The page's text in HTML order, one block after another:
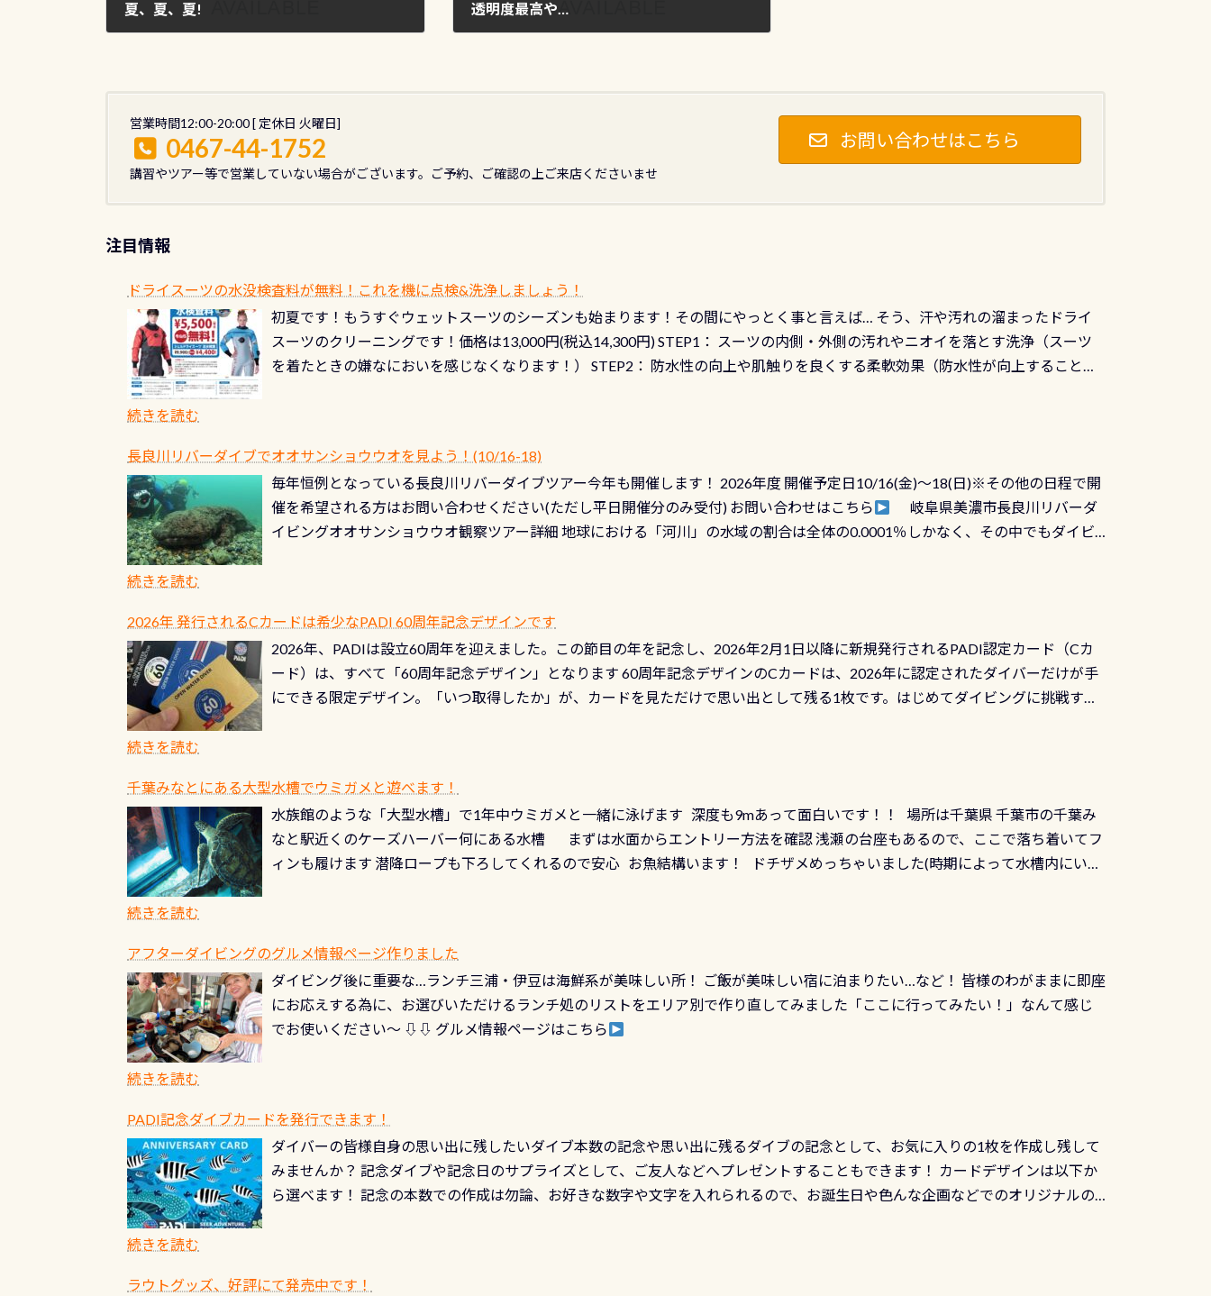
夏、夏、夏! 透明度最高や…
営業時間12:00-20:00 [ 定休日 火曜日]
0467-44-1752
講習やツアー等で営業していない場合がございます。ご予約、ご確認の上ご来店くださいませ
お問い合わせはこちら
注目情報
ドライスーツの水没検査料が無料！これを機に点検&洗浄しましょう！
初夏です！もうすぐウェットスーツのシーズンも始まります！その間にやっとく事と言えば… そう、汗や汚れの溜まったドライ
スーツのクリーニングです！価格は13,000円(税込14,300円) STEP1： スーツの内側・外側の汚れやニオイを落とす洗浄（スーツ
を着たときの嫌なにおいを感じなくなります！） STEP2： 防水性の向上や肌触りを良くする柔軟効果（防水性が向上することで
ル(穴)がないか確認冬になり、使い始めてから水漏れする…ってのは避けましょう！実際水につけて水検査して調べます ●給気バ
ルブのオーバーホール排気バルブは、ドライスーツクリーニングの際に行うのですが、空気を送り込む「給気バルブ」のオーバ
ーホールも非常に大切です BCDで言うと給気ボタンの点検と一緒な訳ですから、ボタンが潮噛みしてドライスーツに空気が入り
過ぎて急浮上…なんて事がないようにしっかり点検しましょう！まだした事がない方はこれを機会に是非やってください！！ ●
点検をする度に1行目の「水漏れ検査代」が5,500円掛かります そこで下記のキャンペーンを利用してみてはどうでしょうか？
8/31までの間に、ドライスーツの点検・オーバーホールを出して頂いた方は、上記の水検査料5,500円がなんと無料になります！
ドライスーツクリーニングだけでも出そうと思ってる方は、セットでこの水検査も出しましょう！そし続きを読む
続きを読む
長良川リバーダイブでオオサンショウウオを見よう！(10/16-18)
毎年恒例となっている長良川リバーダイブツアー今年も開催します！ 2026年度 開催予定日10/16(金)～18(日)※その他の日程で開
催を希望される方はお問い合わせください(ただし平日開催分のみ受付) お問い合わせはこちら
岐阜県美濃市長良川リバーダ
イビングオオサンショウウオ観察ツアー詳細 地球における「河川」の水域の割合は全体の0.0001％しかなく、その中でもダイビ
ませ 6月から10月の間で開催しております 長良川ってどんな川？ 長良川は日本三大清流(四万十川、柿田川)の１つに数えられ
る清流（水質汚染の少ない、または無い川のこと）で岐阜県の郡上市に始まり、美濃を経て伊勢湾に流れます1985年には環境省
の「名水100選」にまた2001年には「日本の水浴場88選」に全国で唯一河川で選ばれた清流です川にしては珍しく、水深が深い
ところでは12mほどあり十分ダイビングを楽しむことが出来ます 川原からのエントリーエキジットは正に大自然の中でのダイビ
ダウンカレントが発生している箇所などもあり、なかなか海では見られない光景です 透明度の良い川を数百メートルドリフトす
る(流される)のは快感です！ 特別天然記念物「オオサンショウウオ」が見れる 長良川ダイビング最大の見どころがこの特別天然
記念物の「オオサンショウウオ」です 大きなものでは体長1mを超える世界最大の両生類です個体数が少なくかなり貴重な生物で
すが、ここ長良川ではかなりの確立で見ることが出来ます特別天然記念物と言えば他には「 続きを読む
続きを読む
2026年 発行されるCカードは希少なPADI 60周年記念デザインです
2026年、PADIは設立60周年を迎えました。この節目の年を記念し、2026年2月1日以降に新規発行されるPADI認定カード（Cカ
ード）は、すべて「60周年記念デザイン」となります 60周年記念デザインのCカードは、2026年に認定されたダイバーだけが手
にできる限定デザイン。「いつ取得したか」が、カードを見ただけで思い出として残る1枚です。はじめてダイビングに挑戦する
終営業日までの発行分 【注意事項】※ PADI Freediver、Mermaid、EFR、TECなど特別プログラムの専用カードが発行されるもの
やオリジナルカード対象のディスティンクティブ・スペシャルティ、AWAREデザインカードを申し込みの方は対象外となりま
す。 ※ 2026年12月の認定でも、2027年1月以降に発行されるカードは通常デザインとなります ダイビングは、始めた「年」も
思い出になる ダイビングを始めるきっかけは人それぞれ。でも、「いつ始めたか」は、あとから振り返ると大切な思い出になり
も、ワクワクが続く60周年限定企画です。コースを修了されたら、ぜひ参加してみてくださいね 毎月60名様、年間720名様に
PADIグッズが当たるチャンス 受講したPADIダイブセンター／リゾートが用意したオリジナル景品が当たることも！ PADIデジタ
ルくじに参加する
続きを読む
千葉みなとにある大型水槽でウミガメと遊べます！
水族館のような「大型水槽」で1年中ウミガメと一緒に泳げます 深度も9mあって面白いです！！ 場所は千葉県 千葉市の千葉み
なと駅近くのケーズハーバー何にある水槽 まずは水面からエントリー方法を確認 浅瀬の台座もあるので、ここで落ち着いてフ
ィンも履けます 潜降ロープも下ろしてくれるので安心 お魚結構います！ ドチザメめっちゃいました(時期によって水槽内にいる
楽しみ頂けます 反対側の窓からも見ることが出来るので、付き添いの方とも記念撮影も出来ますよ スキンダイビングでも参加
できます！ かなり楽しめます是非ご参加ください！ 写真撮影の練習や、4時間たっぷり利用出来るので、普通に中性浮力の練習
にもなりますヨ 料金等、詳しくは 詳細はこちら
続きを読む
アフターダイビングのグルメ情報ページ作りました
ダイビング後に重要な…ランチ三浦・伊豆は海鮮系が美味しい所！ ご飯が美味しい宿に泊まりたい…など！ 皆様のわがままに即座
にお応えする為に、お選びいただけるランチ処のリストをエリア別で作り直してみました「ここに行ってみたい！」なんて感じ
でお使いください～ ⇩⇩ グルメ情報ページはこちら
続きを読む
PADI記念ダイブカードを発行できます！
ダイバーの皆様自身の思い出に残したいダイブ本数の記念や思い出に残るダイブの記念として、お気に入りの1枚を作成し残して
みませんか？ 記念ダイブや記念日のサプライズとして、ご友人などへプレゼントすることもできます！ カードデザインは以下か
ら選べます！ 記念の本数での作成は勿論、お好きな数字や文字を入れられるので、お誕生日や色んな企画などでのオリジナルの
続きを読む
ラウトグッズ、好評にて発売中です！